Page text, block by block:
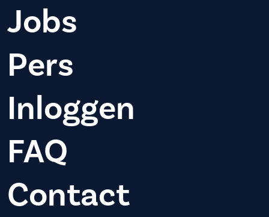
Jobs
Pers
Inloggen
FAQ
Contact